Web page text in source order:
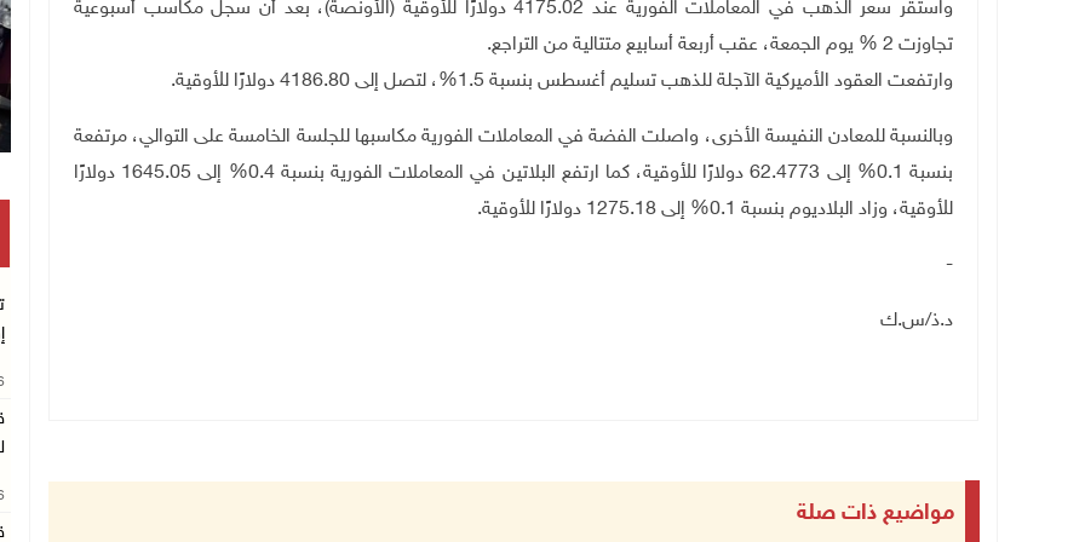
واستقر سعر الذهب في المعاملات الفورية عند 4175.02 دولارًا للأوقية (الأونصة)، بعد أن سجل مكاسب أسبوعية
تجاوزت 2 % يوم الجمعة، عقب أربعة أسابيع متتالية من التراجع
.
وارتفعت العقود الأميركية الآجلة للذهب تسليم أغسطس بنسبة 1.5%، لتصل إلى 4186.80 دولارًا للأوقية
.
وبالنسبة للمعادن النفيسة الأخرى، واصلت الفضة في المعاملات الفورية مكاسبها للجلسة الخامسة على التوالي، مرتفعة
بنسبة 0.1% إلى 62.4773 دولارًا للأوقية، كما ارتفع البلاتين في المعاملات الفورية بنسبة 0.4% إلى 1645.05 دولارًا
للأوقية، وزاد البلاديوم بنسبة 0.1% إلى 1275.18 دولارًا للأوقية
.
-
د.ذ/س.ك
مواضيع ذات صلة